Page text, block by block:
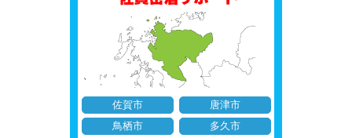
佐賀市
唐津市
鳥栖市
多久市